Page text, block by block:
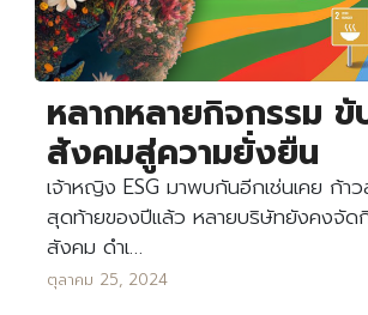
หลากหลายกิจกรรม ขั
สังคมสู่ความยั่งยืน
เจ้าหญิง ESG มาพบกันอีกเช่นเคย ก้า
สุดท้ายของปีแล้ว หลายบริษัทยังคงจัด
สังคม ดำเ…
ตุลาคม 25, 2024